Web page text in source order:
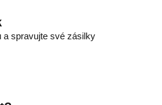
a spravujte své zásilky